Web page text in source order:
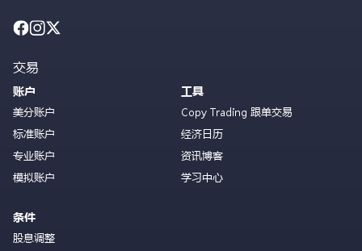
交易
账户
美分账户
标准账户
专业账户
模拟账户
条件
股息调整
工具
Copy Trading 跟单交易
经济日历
资讯博客
学习中心